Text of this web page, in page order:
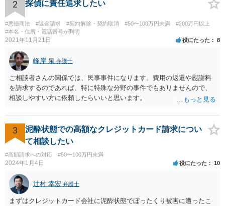
2 探偵に責任追求したい
#悪徳商法 #返金請求 #契約解除・契約取消 #50〜100万円未満
#200万円以上
#本名・住所・電話番号が判明
2021年11月21日 役にたった 8
峰岸 泉 弁護士
ご相談者さんの関係では、民事事件になります。費用の返還や慰謝料
を請求するのであれば、特に特殊な分野の事件でもありませんので、
相談しやすい方に依頼したらいいと思います。
3
泥酔状態での高額なクレジットカード請求につい
て相談したい
#高額請求への対応 #50〜100万円未満
2024年1月4日 役にたった 10
辻村 幸宏 弁護士
まずはクレジットカード会社に泥酔状態でぼったくり被害に遭ったこ